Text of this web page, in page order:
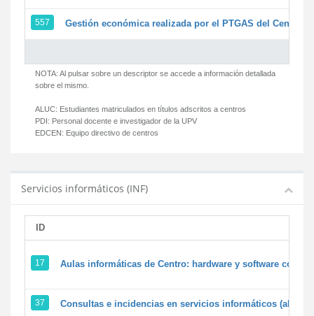
557 Gestión económica realizada por el PTGAS del Centro
NOTA: Al pulsar sobre un descriptor se accede a información detallada
sobre el mismo.
ALUC: Estudiantes matriculados en títulos adscritos a centros
PDI: Personal docente e investigador de la UPV
EDCEN: Equipo directivo de centros
Servicios informáticos (INF)
ID
17 Aulas informáticas de Centro: hardware y software
37 Consultas e incidencias en servicios informáticos